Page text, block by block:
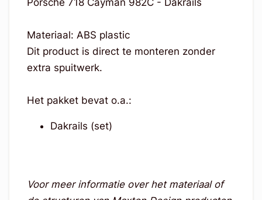
Porsche 718 Cayman 982C - Dakrails
Materiaal: ABS plastic
Dit product is direct te monteren zonder
extra spuitwerk.
Het pakket bevat o.a.:
Dakrails (set)
Voor meer informatie over het materiaal of